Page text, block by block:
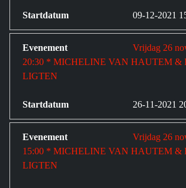
09-12-2021
Vrijdag 26
20:30 * MICHELINE VAN HAUTEM &
LIGTEN
26-11-2021
Vrijdag 26
15:00 * MICHELINE VAN HAUTEM &
LIGTEN